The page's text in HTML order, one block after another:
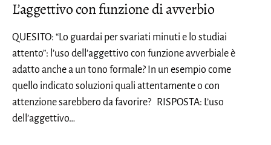
L’aggettivo con funzione di avverbio
QUESITO: “Lo guardai per svariati minuti e lo studiai
attento”: l’uso dell’aggettivo con funzione avverbiale è
adatto anche a un tono formale? In un esempio come
quello indicato soluzioni quali attentamente o con
attenzione sarebbero da favorire? RISPOSTA: L’uso
dell’aggettivo…